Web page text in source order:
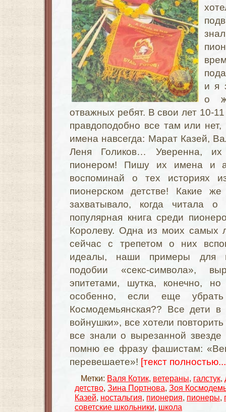
и я
о
отважных ребят. В свои лет 10-
правдоподобно все там или
имена навсегда: Марат Казей,
Леня Голиков… Уверенна,
пионером! Пишу их имена и
воспоминай о тех историях
пионерском детстве! Какие
захватывало, когда читала
популярная книга среди
Королеву. Одна из моих самых
сейчас с трепетом о них
идеалы, наши примеры для
подобии «секс-символа»,
эпитетами, шутка, конечно,
особенно, если еще
Космодемьянская?? Все дети
войнушки», все хотели
все знали о вырезанной
помню ее фразу фашистам:
перевешаете»! [текст
Метки: Валя Котик, ветераны, галстук,
детство, Зина Портнова, Зоя
Казей, ностальгия, пионерия, пионеры,
советские школьники, школа